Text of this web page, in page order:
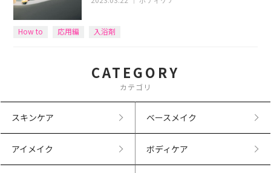
How to 応用編 入浴剤
CATEGORY
カテゴリ
スキンケア ベースメイク
アイメイク ボディケア